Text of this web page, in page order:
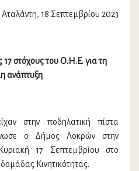
Αταλάντη, 18 Σεπτεμβρίου 2023
στόχους του Ο.Η.Ε. για τη
ανάπτυξη
στην ποδηλατική πίστα
ο Δήμος Λοκρών στην
17 Σεπτεμβρίου στο
Κινητικότητας.